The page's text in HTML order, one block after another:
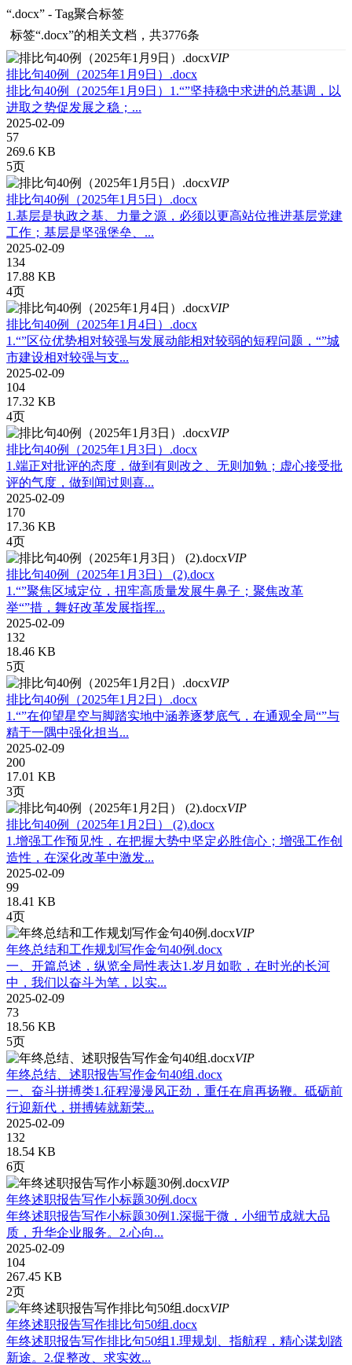
“.docx” - Tag聚合标签
标签“.docx”的相关文档，共3776条
VIP
排比句40例（2025年1月9日）.docx
排比句40例（2025年1月9日）1.“”坚持稳中求进的总基调，以
进取之势促发展之稳；...
2025-02-09
57
269.6 KB
5页
VIP
排比句40例（2025年1月5日）.docx
1.基层是执政之基、力量之源，必须以更高站位推进基层党建
工作；基层是坚强堡垒、...
2025-02-09
134
17.88 KB
4页
VIP
排比句40例（2025年1月4日）.docx
1.“”区位优势相对较强与发展动能相对较弱的短程问题，“”城
市建设相对较强与支...
2025-02-09
104
17.32 KB
4页
VIP
排比句40例（2025年1月3日）.docx
1.端正对批评的态度，做到有则改之、无则加勉；虚心接受批
评的气度，做到闻过则喜...
2025-02-09
170
17.36 KB
4页
VIP
排比句40例（2025年1月3日） (2).docx
1.“”聚焦区域定位，扭牢高质量发展牛鼻子；聚焦改革
举“”措，舞好改革发展指挥...
2025-02-09
132
18.46 KB
5页
VIP
排比句40例（2025年1月2日）.docx
1.“”在仰望星空与脚踏实地中涵养逐梦底气，在通观全局“”与
精于一隅中强化担当...
2025-02-09
200
17.01 KB
3页
VIP
排比句40例（2025年1月2日） (2).docx
1.增强工作预见性，在把握大势中坚定必胜信心；增强工作创
造性，在深化改革中激发...
2025-02-09
99
18.41 KB
4页
VIP
年终总结和工作规划写作金句40例.docx
一、开篇总述，纵览全局性表达1.岁月如歌，在时光的长河
中，我们以奋斗为笔，以实...
2025-02-09
73
18.56 KB
5页
VIP
年终总结、述职报告写作金句40组.docx
一、奋斗拼搏类1.征程漫漫风正劲，重任在肩再扬鞭。砥砺前
行迎新代，拼搏铸就新荣...
2025-02-09
132
18.54 KB
6页
VIP
年终述职报告写作小标题30例.docx
年终述职报告写作小标题30例1.深掘于微，小细节成就大品
质，升华企业服务。2.心向...
2025-02-09
104
267.45 KB
2页
VIP
年终述职报告写作排比句50组.docx
年终述职报告写作排比句50组1.理规划、指航程，精心谋划踏
新途。2.促整改、求实效...